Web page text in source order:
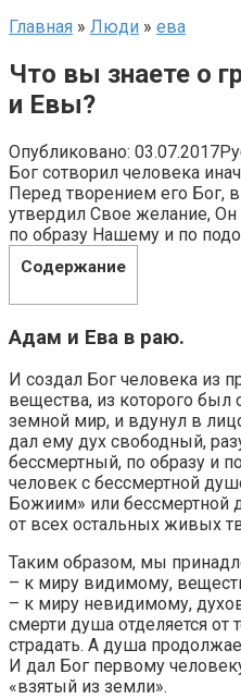
Главная » Люди » ева
Что вы знаете о
и Евы?
Опубликовано: 03.07.2017
Бог сотворил человека
Перед творением его Бог,
утвердил Свое желание, Он
по образу Нашему и по
Содержание
Адам и Ева в раю.
И создал Бог человека из
вещества, из которого
земной мир, и вдунул в
дал ему дух свободный,
бессмертный, по образу и
человек с бессмертной
Божиим» или бессмертной
от всех остальных живых
Таким образом, мы
– к миру видимому,
– к миру невидимому,
смерти душа отделяется от
страдать. А душа
И дал Бог первому
«взятый из земли».